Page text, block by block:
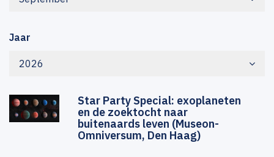
Jaar
2026
Star Party Special: exoplaneten
en de zoektocht naar
buitenaards leven (Museon-
Omniversum, Den Haag)